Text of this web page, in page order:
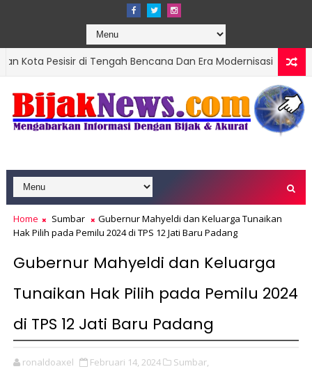
di Tengah Bencana Dan Era Modernisasi DPRD SUMBAR
Home Sumbar
Gubernur Mahyeldi dan Keluarga Tunaikan
Hak Pilih pada Pemilu 2024 di TPS 12 Jati Baru Padang
Gubernur Mahyeldi dan Keluarga
Tunaikan Hak Pilih pada Pemilu 2024
di TPS 12 Jati Baru Padang
ronaldoaxel Februari 14, 2024 Sumbar,